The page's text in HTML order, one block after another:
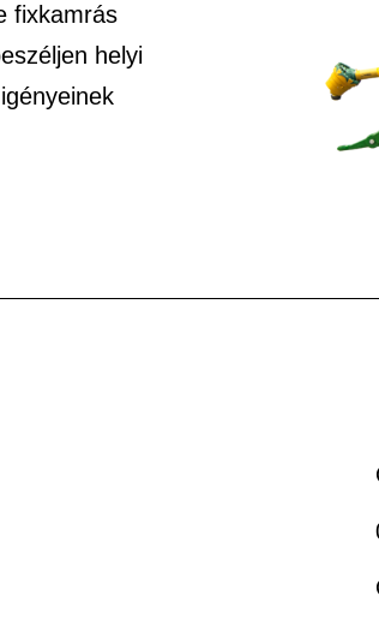
fixkamrás
helyi